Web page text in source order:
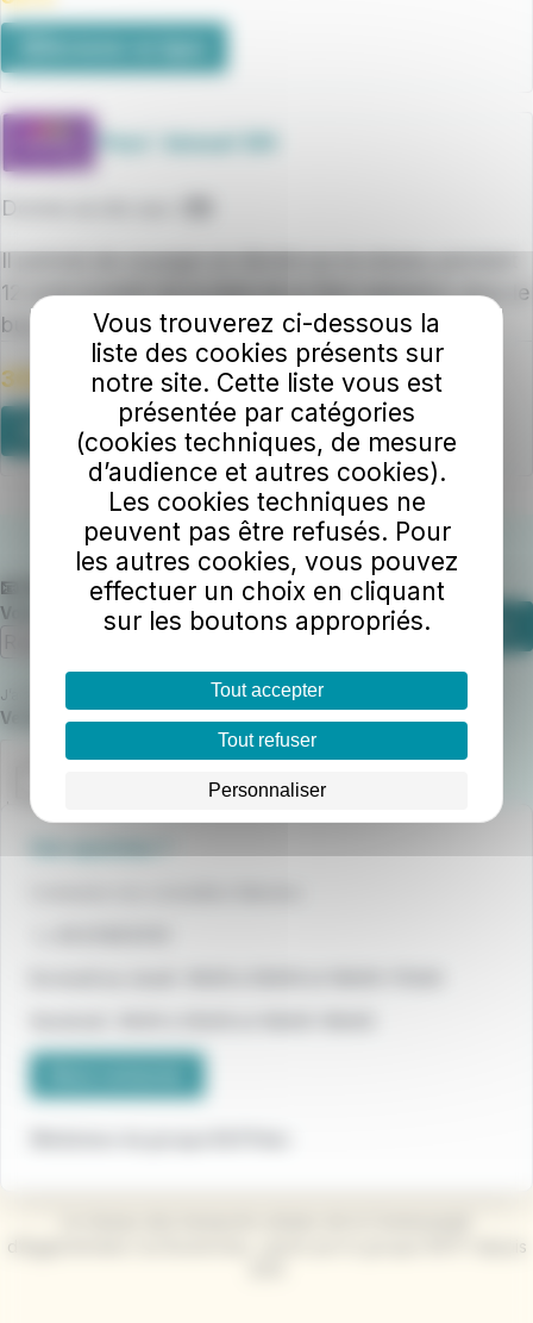
Pass’ Annuel Elit
Donne accès aux :
Il permet de voyager en illimité sur le réseau pendant
12 mois à partir de la date de la 1ère validation dans le
bus.
30€/mois pendant 10 mois ou 300€/an
Acheter ce titre
📧 Abonnez-vous à notre newsletter
Votre adresse e-mail
S'abonner
J’accepte que Marinéo utilise mon email pour m’envoyer la newsletter.
Champ requis
Veuillez confirmer que vous n'êtes pas un robot.
d’Agglomération du Boulonnais, opéré par le groupe RATP depuis
Vous trouverez ci-dessous la
liste des cookies présents sur
notre site. Cette liste vous est
présentée par catégories
(cookies techniques, de mesure
d’audience et autres cookies).
Les cookies techniques ne
peuvent pas être refusés. Pour
les autres cookies, vous pouvez
effectuer un choix en cliquant
sur les boutons appropriés.
Tout accepter
Tout refuser
Personnaliser